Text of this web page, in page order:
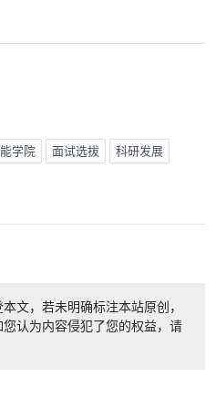
学院 面试选拔 科研发展
文，若未明确标注本站原创，
认为内容侵犯了您的权益，请